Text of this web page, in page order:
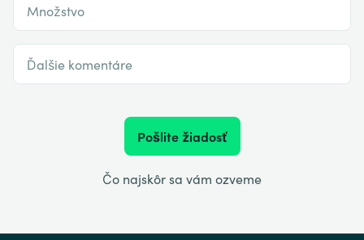
Množstvo
Ďalšie komentáre
Pošlite žiadosť
Čo najskôr sa vám ozveme